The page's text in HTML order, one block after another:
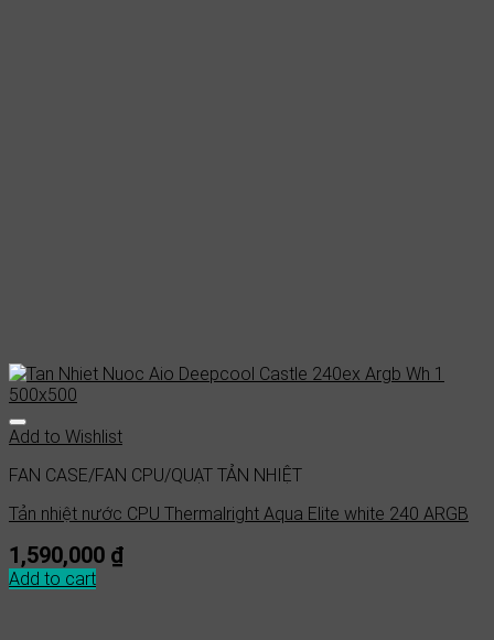
Add to Wishlist
FAN CASE/FAN CPU/QUẠT TẢN NHIỆT
Tản nhiệt nước CPU Thermalright Aqua Elite white 240 ARGB
1,590,000 ₫
Add to cart